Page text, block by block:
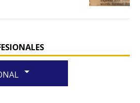
arrow_drop_down